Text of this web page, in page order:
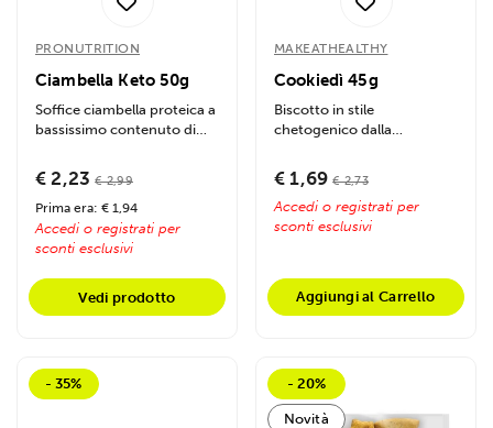
PRONUTRITION
Ciambella Keto 50g
Soffice ciambella proteica a
bassissimo contenuto di
€ 2,23 € 2,99
Prima era: € 1,94
Accedi o registrati per
sconti esclusivi
Vedi prodotto
MAKEATHEALTHY
Cookiedì 45g
Biscotto in stile
chetogenico dalla
ideale per una colazione o...
€ 1,69 € 2,73
Accedi o registrati per
sconti esclusivi
Aggiungi al Carrello
- 35% - 20%
Novità